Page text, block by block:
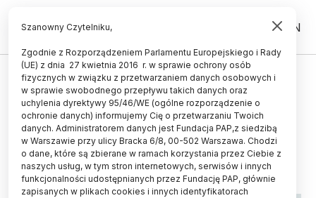
PL EN
ŚWIAT
Miastowe zwierzęta odważniejsze
od wiejskich
21.05.2026
aktualizacja: 21.05.2026
3 minuty czytania
Szanowny Czytelniku,
Zgodnie z Rozporządzeniem Parlamentu Europejskiego i Rady
(UE) z dnia 27 kwietnia 2016 r. w sprawie ochrony osób
fizycznych w związku z przetwarzaniem danych osobowych i
w sprawie swobodnego przepływu takich danych oraz
uchylenia dyrektywy 95/46/WE (ogólne rozporządzenie o
ochronie danych) informujemy Cię o przetwarzaniu Twoich
danych. Administratorem danych jest Fundacja PAP,z siedzibą
w Warszawie przy ulicy Bracka 6/8, 00-502 Warszawa. Chodzi
o dane, które są zbierane w ramach korzystania przez Ciebie z
naszych usług, w tym stron internetowych, serwisów i innych
funkcjonalności udostępnianych przez Fundację PAP, głównie
zapisanych w plikach cookies i innych identyfikatorach